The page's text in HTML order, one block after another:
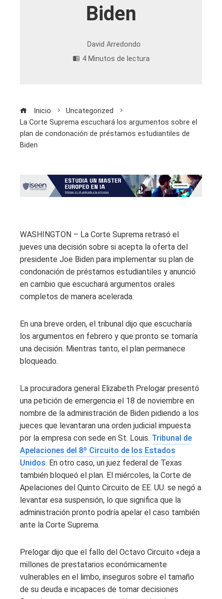
Biden
David Arredondo
4 Minutos de lectura
Inicio
Uncategorized
La Corte Suprema escuchará los argumentos sobre el
plan de condonación de préstamos estudiantiles de
Biden
WASHINGTON – La Corte Suprema retrasó el
jueves una decisión sobre si acepta la oferta del
presidente Joe Biden para implementar su plan de
condonación de préstamos estudiantiles y anunció
en cambio que escuchará argumentos orales
completos de manera acelerada.
En una breve orden, el tribunal dijo que escucharía
los argumentos en febrero y que pronto se tomaría
una decisión. Mientras tanto, el plan permanece
bloqueado.
La procuradora general Elizabeth Prelogar presentó
una petición de emergencia el 18 de noviembre en
nombre de la administración de Biden pidiendo a los
jueces que levantaran una orden judicial impuesta
por la empresa con sede en St. Louis. Tribunal de
Apelaciones del 8º Circuito de los Estados
Unidos. En otro caso, un juez federal de Texas
también bloqueó el plan. El miércoles, la Corte de
Apelaciones del Quinto Circuito de EE. UU. se negó a
levantar esa suspensión, lo que significa que la
administración pronto podría apelar el caso también
ante la Corte Suprema.
Prelogar dijo que el fallo del Octavo Circuito «deja a
millones de prestatarios económicamente
vulnerables en el limbo, inseguros sobre el tamaño
de su deuda e incapaces de tomar decisiones